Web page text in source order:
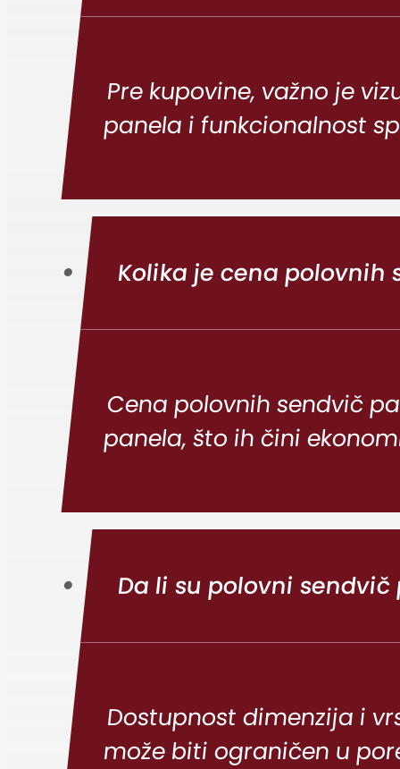
Pre kupovine, važno je
panela i funkcionalnost
Kolika je cena polovnih
Cena polovnih sendvič
panela, što ih čini
Da li su polovni
Dostupnost dimenzija i
može biti ograničen u